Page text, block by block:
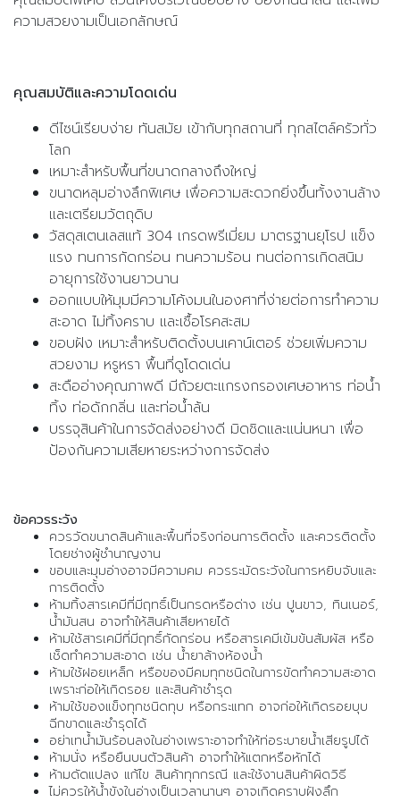
ความสวยงามเป็นเอกลักษณ์
คุณสมบัติและความโดดเด่น
ดีไซน์เรียบง่าย ทันสมัย เข้ากับทุกสถานที่ ทุกสไตล์ครัวทั่ว
โลก
เหมาะสำหรับพื้นที่ขนาดกลางถึงใหญ่
ขนาดหลุมอ่างลึกพิเศษ เพื่อความสะดวกยิ่งขึ้นทั้งงานล้าง
และเตรียมวัตถุดิบ
วัสดุสเตนเลสแท้ 304 เกรดพรีเมี่ยม มาตรฐานยุโรป แข็ง
แรง ทนการกัดกร่อน ทนความร้อน ทนต่อการเกิดสนิม
อายุการใช้งานยาวนาน
ออกแบบให้มุมมีความโค้งมนในองศาที่ง่ายต่อการทำความ
สะอาด ไม่ทิ้งคราบ และเชื้อโรคสะสม
ขอบฝัง เหมาะสำหรับติดตั้งบนเคาน์เตอร์ ช่วยเพิ่มความ
สวยงาม หรูหรา พื้นที่ดูโดดเด่น
สะดืออ่างคุณภาพดี มีถ้วยตะแกรงกรองเศษอาหาร ท่อน้ำ
ทิ้ง ท่อดักกลิ่น และท่อน้ำล้น
บรรจุสินค้าในการจัดส่งอย่างดี มิดชิดและแน่นหนา เพื่อ
ป้องกันความเสียหายระหว่างการจัดส่ง
ข้อควรระวัง
ควรวัดขนาดสินค้าและพื้นที่จริงก่อนการติดตั้ง และควรติดตั้ง
โดยช่างผู้ชำนาญงาน
ขอบและมุมอ่างอาจมีความคม ควรระมัดระวังในการหยิบจับและ
การติดตั้ง
ห้ามทิ้งสารเคมีที่มีฤทธิ์เป็นกรดหรือด่าง เช่น ปูนขาว, ทินเนอร์,
น้ำมันสน อาจทำให้สินค้าเสียหายได้
ห้ามใช้สารเคมีที่มีฤทธิ์กัดกร่อน หรือสารเคมีเข้มข้นสัมผัส หรือ
เช็ดทำความสะอาด เช่น น้ำยาล้างห้องน้ำ
ห้ามใช้ฝอยเหล็ก หรือของมีคมทุกชนิดในการขัดทำความสะอาด
เพราะก่อให้เกิดรอย และสินค้าชำรุด
ห้ามใช้ของแข็งทุกชนิดทุบ หรือกระแทก อาจก่อให้เกิดรอยบุบ
ฉีกขาดและชำรุดได้
อย่าเทน้ำมันร้อนลงในอ่างเพราะอาจทำให้ท่อระบายน้ำเสียรูปได้
ห้ามนั่ง หรือยืนบนตัวสินค้า อาจทำให้แตกหรือหักได้
ห้ามดัดแปลง แก้ไข สินค้าทุกกรณี และใช้งานสินค้าผิดวิธี
ไม่ควรให้น้ำขังในอ่างเป็นเวลานานๆ อาจเกิดคราบฝังลึก